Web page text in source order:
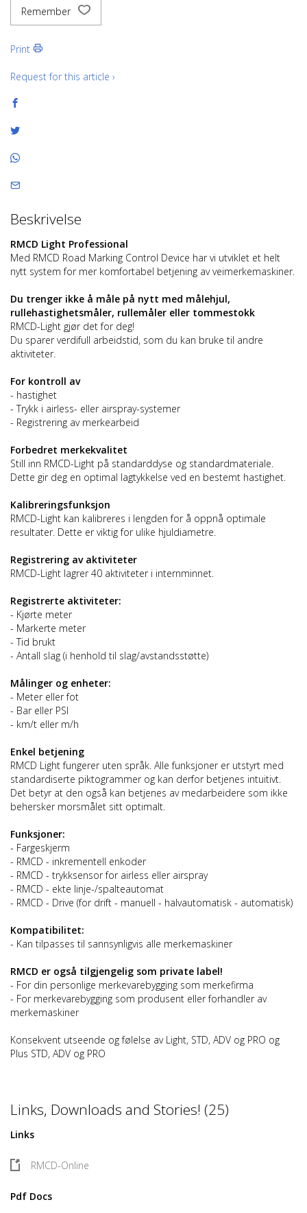
Remember
Print
Request for this article ›
Beskrivelse
RMCD Light Professional
Med RMCD Road Marking Control Device har vi utviklet et helt
nytt system for mer komfortabel betjening av veimerkemaskiner.
Du trenger ikke å måle på nytt med målehjul,
rullehastighetsmåler, rullemåler eller tommestokk
RMCD-Light gjør det for deg!
Du sparer verdifull arbeidstid, som du kan bruke til andre
aktiviteter.
For kontroll av
- hastighet
- Trykk i airless- eller airspray-systemer
- Registrering av merkearbeid
Forbedret merkekvalitet
Still inn RMCD-Light på standarddyse og standardmateriale.
Dette gir deg en optimal lagtykkelse ved en bestemt hastighet.
Kalibreringsfunksjon
RMCD-Light kan kalibreres i lengden for å oppnå optimale
resultater. Dette er viktig for ulike hjuldiametre.
Registrering av aktiviteter
RMCD-Light lagrer 40 aktiviteter i internminnet.
Registrerte aktiviteter:
- Kjørte meter
- Markerte meter
- Tid brukt
- Antall slag (i henhold til slag/avstandsstøtte)
Målinger og enheter:
- Meter eller fot
- Bar eller PSI
- km/t eller m/h
Enkel betjening
RMCD Light fungerer uten språk. Alle funksjoner er utstyrt med
standardiserte piktogrammer og kan derfor betjenes intuitivt.
Det betyr at den også kan betjenes av medarbeidere som ikke
behersker morsmålet sitt optimalt.
Funksjoner:
- Fargeskjerm
- RMCD - inkrementell enkoder
- RMCD - trykksensor for airless eller airspray
- RMCD - ekte linje-/spalteautomat
- RMCD - Drive (for drift - manuell - halvautomatisk - automatisk)
Kompatibilitet:
- Kan tilpasses til sannsynligvis alle merkemaskiner
RMCD er også tilgjengelig som private label!
- For din personlige merkevarebygging som merkefirma
- For merkevarebygging som produsent eller forhandler av
merkemaskiner
Konsekvent utseende og følelse av Light, STD, ADV og PRO og
Plus STD, ADV og PRO
Links, Downloads and Stories! (25)
Links
RMCD-Online
Pdf Docs